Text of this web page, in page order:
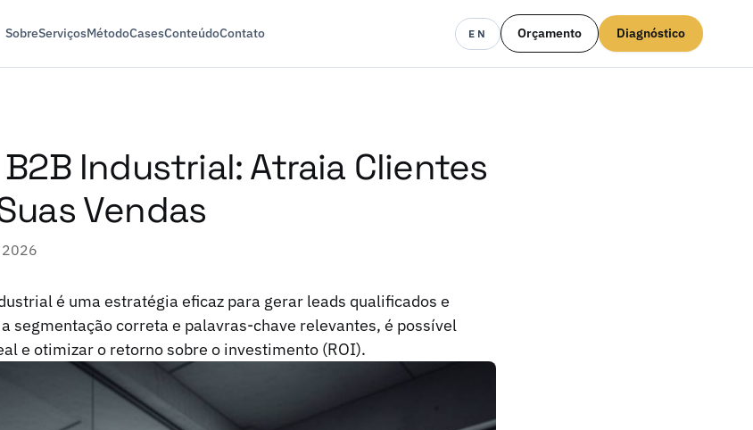
SobreServiçosMétodoCasesConteúdoContato EN Orçamento Diagnóstico
Industrial: Atraia Clientes
Vendas
2026
é uma estratégia eficaz para gerar leads qualificados e
segmentação correta e palavras-chave relevantes, é possível
e otimizar o retorno sobre o investimento (ROI).